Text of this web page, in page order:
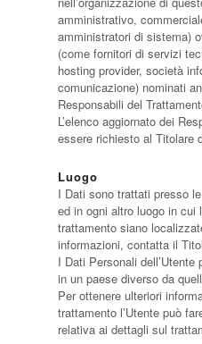
amministrativo,
amministratori di sistema)
(come fornitori di servizi
hosting provider, società
comunicazione) nominati
Responsabili del
L’elenco aggiornato dei
essere richiesto al Titolare
Luogo
I Dati sono trattati presso
ed in ogni altro luogo in cui
trattamento siano
informazioni, contatta il
I Dati Personali
in un paese diverso da
Per ottenere ulteriori
trattamento l’Utente può
relativa ai dettagli sul